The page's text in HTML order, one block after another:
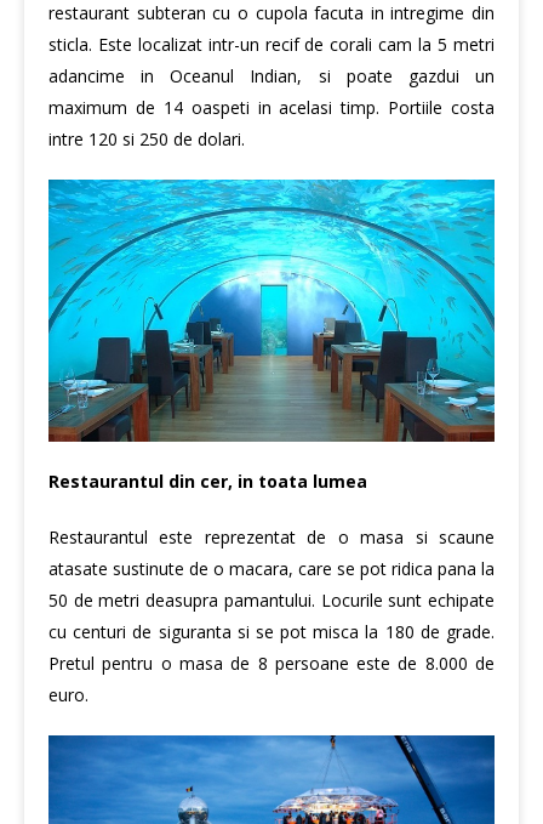
restaurant subteran cu o cupola facuta in intregime din
sticla. Este localizat intr-un recif de corali cam la 5 metri
adancime in Oceanul Indian, si poate gazdui un
maximum de 14 oaspeti in acelasi timp. Portiile costa
intre 120 si 250 de dolari.
Restaurantul din cer, in toata lumea
Restaurantul este reprezentat de o masa si scaune
atasate sustinute de o macara, care se pot ridica pana la
50 de metri deasupra pamantului. Locurile sunt echipate
cu centuri de siguranta si se pot misca la 180 de grade.
Pretul pentru o masa de 8 persoane este de 8.000 de
euro.